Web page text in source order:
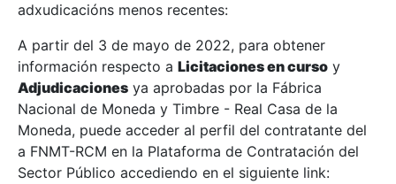
Mostrar/Ocultar
Mostrar/Ocultar
Mostrar/Ocultar
adxudicacións menos recentes:
A partir del 3 de mayo de 2022, para obtener
información respecto a Licitaciones en curso y
Adjudicaciones ya aprobadas por la Fábrica
Nacional de Moneda y Timbre - Real Casa de la
Moneda, puede acceder al perfil del contratante del
a FNMT-RCM en la Plataforma de Contratación del
Sector Público accediendo en el siguiente link: